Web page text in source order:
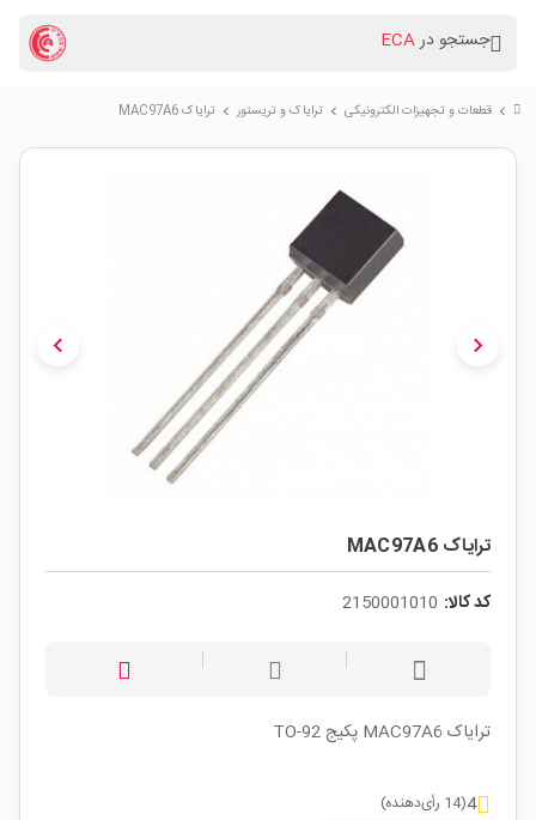
جستجو درECA
chevron_right قطعات و تجهیزات الکترونیکی chevron_right ترایاک و تریستور chevron_right ترایاک MAC97A6
chevron_left chevron_right
ترایاک MAC97A6
کد کالا: 2150001010
ترایاک MAC97A6 پکیج TO-92
4(14 رأی‌دهنده)